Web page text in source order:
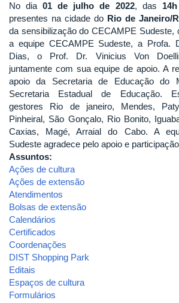
No dia01 de julho de 2022, das
presentes na cidade do Rio de Janeiro/
da sensibilização do CECAMPE Sudeste,
a equipe CECAMPE Sudeste, a Profa.
Dias, o Prof. Dr. Vinicius Von
juntamente com sua equipe de apoio. A
apoio da Secretaria de Educação do
Secretaria Estadual de Educação.
gestores Rio de janeiro, Mendes,
Pinheiral, São Gonçalo, Rio Bonito,
Caxias, Magé, Arraial do Cabo. A
Sudeste agradece pelo apoio e
Assuntos:
Ações de cultura
Ações de extensão
Atendimentos
Bolsas de extensão
Calendários
Certificados
Coordenações
DIST Shopping Park
Editais
Espaços de cultura
Formulários